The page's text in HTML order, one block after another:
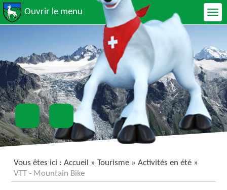
Ouvrir le menu
Vous êtes ici :Accueil » Tourisme »Activités en été »
VTT - Mountain Bike